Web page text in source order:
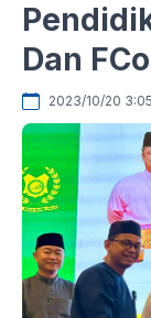
Dan
2023/10/20